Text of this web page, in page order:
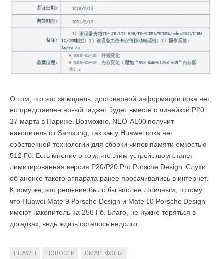
О том, что это за модель, достоверной информации пока нет,
но представлен новый гаджет будет вместе с линейкой P20
27 марта в Париже. Возможно, NEO-AL00 получит
накопитель от Samsung, так как у Huawei пока нет
собственной технологии для сборки чипов памяти емкостью
512 Гб. Есть мнение о том, что этим устройством станет
лимитированная версия P20/P20 Pro Porsche Design. Слухи
об анонсе такого аппарата ранее просачивались в интернет.
К тому же, это решение было бы вполне логичным, потому
что Huawei Mate 9 Porsche Design и Mate 10 Porsche Design
имеют накопитель на 256 Гб. Благо, не нужно теряться в
догадках, ведь ждать осталось недолго.
HUAWEI НОВОСТИ СМАРТФОНЫ